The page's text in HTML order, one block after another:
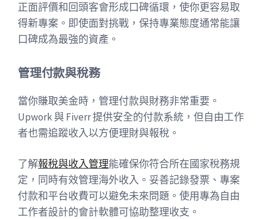
正面評價和回頭客會形成口碑循環，使你更容易取
得新專案。即使面對挑戰，保持專業態度通常能讓
口碑成為最強的資產。
管理付款與稅務
當你賺取美金時，管理付款與財務非常重要。
Upwork 與 Fiverr 提供安全的付款系統，但自由工作
者也需追蹤收入以方便理財與報稅。
了解報稅與收入管理能確保你符合所在國家稅務規
定，同時有效管理海外收入。妥善記錄發票、專案
付款和平台收費可以避免未來問題。使用專為自由
工作者設計的會計軟體可協助整理收支。